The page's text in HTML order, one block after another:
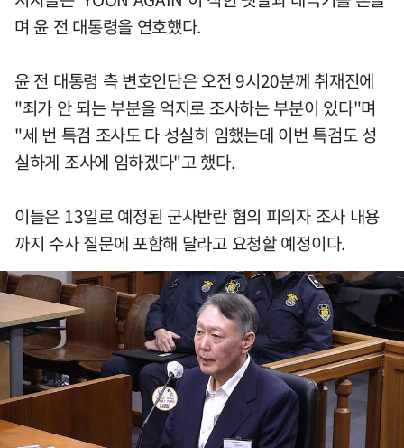
며 윤 전 대통령을 연호했다.
윤 전 대통령 측 변호인단은 오전 9시20분께 취재진에
"죄가 안 되는 부분을 억지로 조사하는 부분이 있다"며
"세 번 특검 조사도 다 성실히 임했는데 이번 특검도 성
실하게 조사에 임하겠다"고 했다.
이들은 13일로 예정된 군사반란 혐의 피의자 조사 내용
까지 수사 질문에 포함해 달라고 요청할 예정이다.